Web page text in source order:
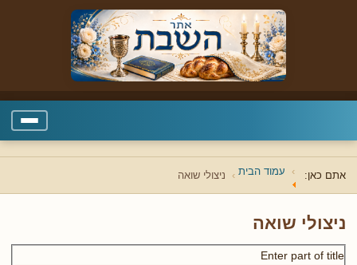
אתם כאן: עמוד הבית ניצולי שואה
ניצולי שואה
Enter part of title